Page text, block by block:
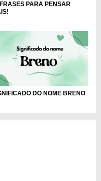
PARA PENSAR
DO NOME BRENO